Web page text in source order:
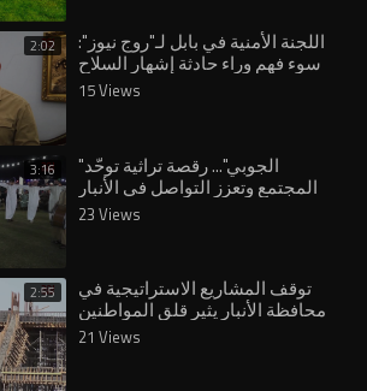
2:02 اللجنة الأمنية في بابل لـ"روج نيوز":
سوء فهم وراء حادثة إشهار السلاح
بوجه المحافظ
15 Views
3:16 "الجوبي"... رقصة تراثية توحّد
المجتمع وتعزز التواصل في الأنبار
23 Views
2:55 توقف المشاريع الاستراتيجية في
محافظة الأنبار يثير قلق المواطنين
والمسؤولين
21 Views